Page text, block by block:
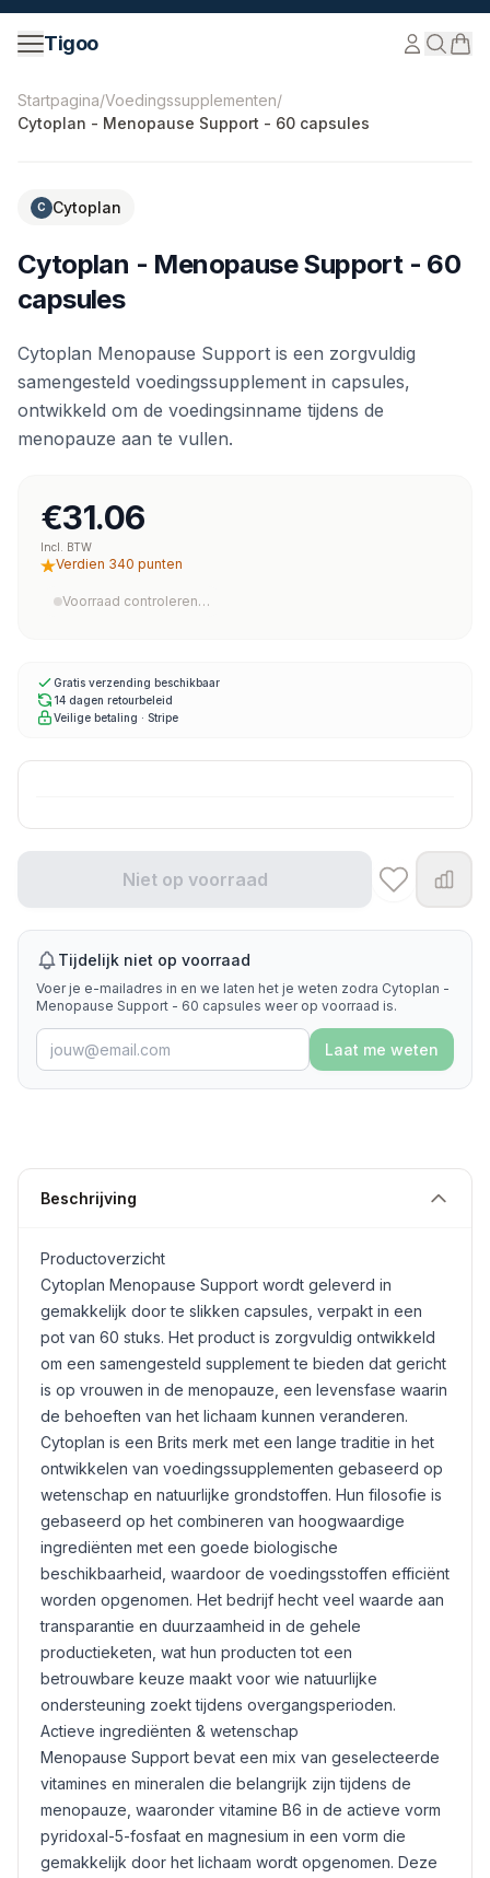
Ga naar inhoud
Tigoo
©2026Nutri Nordic AB.Alle rechten voorbehouden.
Startpagina/Voedingssupplementen/
Cytoplan - Menopause Support - 60 capsules
C Cytoplan
Cytoplan - Menopause Support - 60
capsules
Cytoplan Menopause Support is een zorgvuldig
samengesteld voedingssupplement in capsules,
ontwikkeld om de voedingsinname tijdens de
menopauze aan te vullen.
€31.06
Incl. BTW
Verdien 340 punten
Voorraad controleren…
Gratis verzending beschikbaar
14 dagen retourbeleid
Veilige betaling · Stripe
Niet op voorraad
Tijdelijk niet op voorraad
Voer je e-mailadres in en we laten het je weten zodra Cytoplan -
Menopause Support - 60 capsules weer op voorraad is.
Laat me weten
Beschrijving
Productoverzicht
Cytoplan Menopause Support wordt geleverd in
gemakkelijk door te slikken capsules, verpakt in een
pot van 60 stuks. Het product is zorgvuldig ontwikkeld
om een samengesteld supplement te bieden dat gericht
is op vrouwen in de menopauze, een levensfase waarin
de behoeften van het lichaam kunnen veranderen.
Cytoplan is een Brits merk met een lange traditie in het
ontwikkelen van voedingssupplementen gebaseerd op
wetenschap en natuurlijke grondstoffen. Hun filosofie is
gebaseerd op het combineren van hoogwaardige
ingrediënten met een goede biologische
beschikbaarheid, waardoor de voedingsstoffen efficiënt
worden opgenomen. Het bedrijf hecht veel waarde aan
transparantie en duurzaamheid in de gehele
productieketen, wat hun producten tot een
betrouwbare keuze maakt voor wie natuurlijke
ondersteuning zoekt tijdens overgangsperioden.
Actieve ingrediënten & wetenschap
Menopause Support bevat een mix van geselecteerde
vitamines en mineralen die belangrijk zijn tijdens de
menopauze, waaronder vitamine B6 in de actieve vorm
pyridoxal-5-fosfaat en magnesium in een vorm die
gemakkelijk door het lichaam wordt opgenomen. Deze